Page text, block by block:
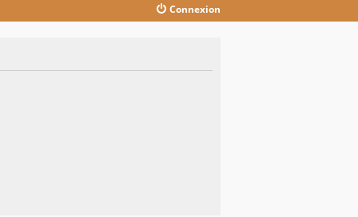
Connexion